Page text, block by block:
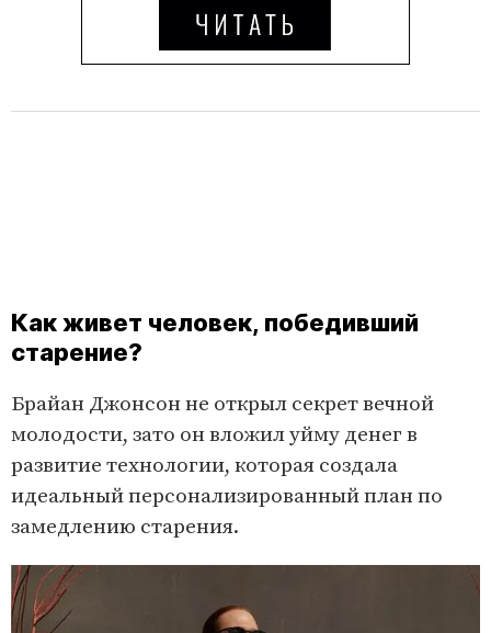
Как живет человек, победивший
старение?
Брайан Джонсон не открыл секрет вечной
молодости, зато он вложил уйму денег в
развитие технологии, которая создала
идеальный персонализированный план по
замедлению старения.